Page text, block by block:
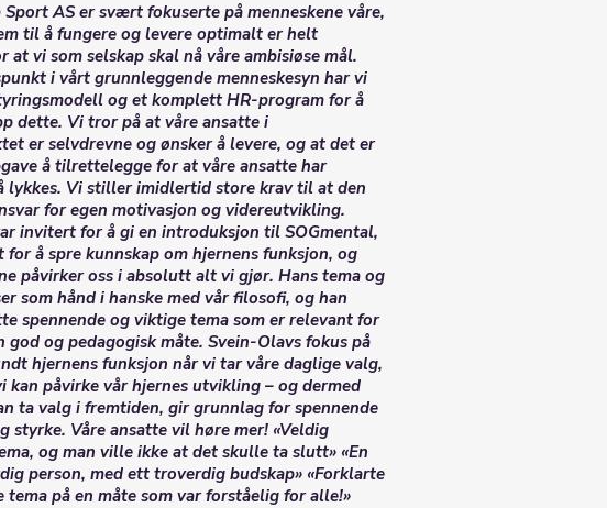
Sport AS er svært fokuserte på menneskene våre,
til å fungere og levere optimalt er helt
at vi som selskap skal nå våre ambisiøse mål.
i vårt grunnleggende menneskesyn har vi
og et komplett HR-program for å
dette. Vi tror på at våre ansatte i
er selvdrevne og ønsker å levere, og at det er
å tilrettelegge for at våre ansatte har
lykkes. Vi stiller imidlertid store krav til at den
for egen motivasjon og videreutvikling.
invitert for å gi en introduksjon til SOGmental,
for å spre kunnskap om hjernens funksjon, og
påvirker oss i absolutt alt vi gjør. Hans tema og
som hånd i hanske med vår filosofi, og han
spennende og viktige tema som er relevant for
god og pedagogisk måte. Svein-Olavs fokus på
hjernens funksjon når vi tar våre daglige valg,
kan påvirke vår hjernes utvikling – og dermed
ta valg i fremtiden, gir grunnlag for spennende
styrke. Våre ansatte vil høre mer! «Veldig
og man ville ikke at det skulle ta slutt» «En
person, med ett troverdig budskap» «Forklarte
tema på en måte som var forståelig for alle!»